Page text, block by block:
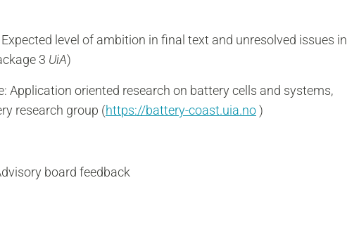
level of ambition in final text and unresolved issues in
3 UiA)
oriented research on battery cells and systems,
research group (https://battery-coast.uia.no)
board feedback